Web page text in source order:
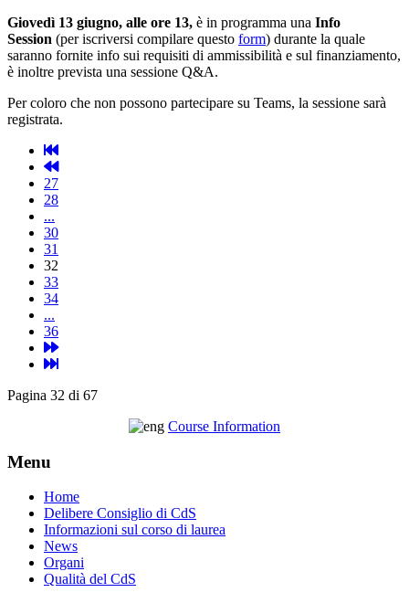
Giovedì 13 giugno, alle ore 13, è in programma una Info
Session (per iscriversi compilare questo form) durante la quale
saranno fornite info sui requisiti di ammissibilità e sul finanziamento,
è inoltre prevista una sessione Q&A.
Per coloro che non possono partecipare su Teams, la sessione sarà
registrata.
27
28
...
30
31
32
33
34
...
36
Pagina 32 di 67
Course Information
Menu
Home
Delibere Consiglio di CdS
Informazioni sul corso di laurea
News
Organi
Qualità del CdS